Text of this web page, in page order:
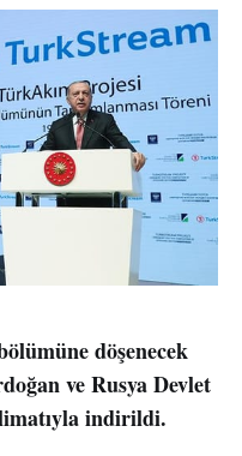
döşenecek
ve Rusya Devlet
indirildi.